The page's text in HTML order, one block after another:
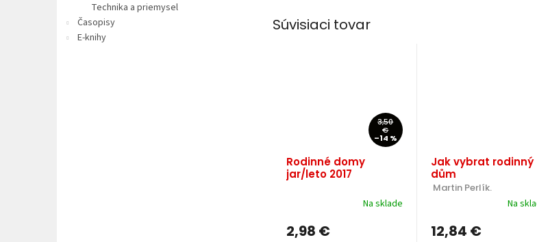
Technika a priemysel
Časopisy
E-knihy
Súvisiaci tovar
3,50
€
–14 %
Rodinné domy
jar/leto 2017
Na sklade
2,98 €
Jak vybrat rodinný
dům
Martin Perlík.
Na
12,84 €